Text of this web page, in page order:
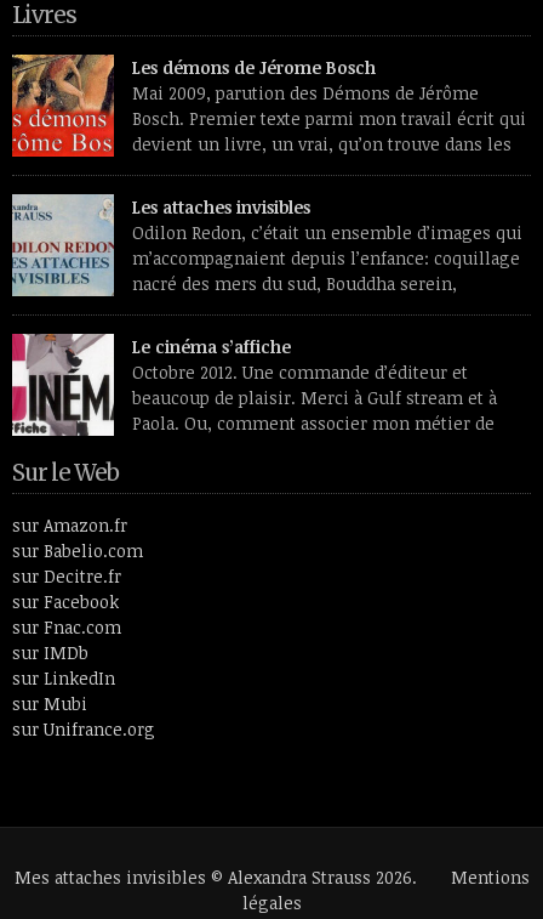
Livres
Les démons de Jérome Bosch
Mai 2009, parution des Démons de Jérôme
Bosch. Premier texte parmi mon travail écrit qui
devient un livre, un vrai, qu’on trouve dans les
librairies et les sites de vente de livres et aura
des lecteurs inconnus de moi. Premier souvenir de travail, un
livre de reproductions feuilleté dans une chaise longue, l’été.
L’émerveillement devant […]
Les attaches invisibles
Odilon Redon, c’était un ensemble d’images qui
m’accompagnaient depuis l’enfance: coquillage
nacré des mers du sud, Bouddha serein,
papillons translucides, profils de médaille
transfigurés par des lumières intérieures et se détachant sur
des fleurs étranges, douces et vénéneuses à la fois. Peintre
ayant vécu entre le 19e siècle et le 20ème, Odilon Redon aimait
plus […]
Le cinéma s’affiche
Octobre 2012. Une commande d’éditeur et
beaucoup de plaisir. Merci à Gulf stream et à
Paola. Ou, comment associer mon métier de
cinéphile que je suis toujours restée. En 26 lettres et 52
articles, le livre fait un tour de l’histoire du cinéma en passant
par des thèmes aussi […]
Sur le Web
sur Amazon.fr
sur Babelio.com
sur Decitre.fr
sur Facebook
sur Fnac.com
sur IMDb
sur LinkedIn
sur Mubi
sur Unifrance.org
Mes attaches invisibles © Alexandra Strauss 2026. Mentions
légales